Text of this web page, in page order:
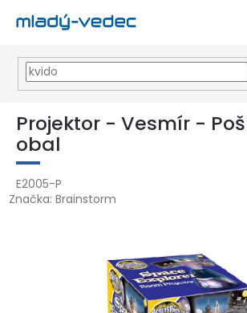
Prejsť
obsah
EUR
Projektor - Vesmír -
obal
E2005-P
Značka: Brainstorm